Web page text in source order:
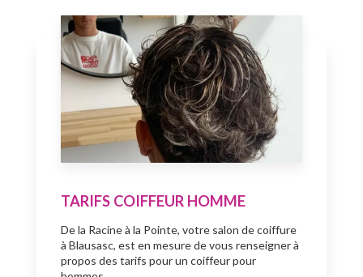
TARIFS COIFFEUR HOMME
De la Racine à la Pointe, votre salon de coiffure
à Blausasc, est en mesure de vous renseigner à
propos des tarifs pour un coiffeur pour